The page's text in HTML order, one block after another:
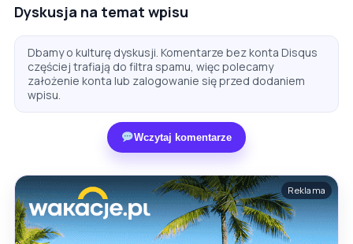
Dyskusja na temat wpisu
Dbamy o kulturę dyskusji. Komentarze bez konta Disqus
częściej trafiają do filtra spamu, więc polecamy
założenie konta lub zalogowanie się przed dodaniem
wpisu.
Wczytaj komentarze
Reklama